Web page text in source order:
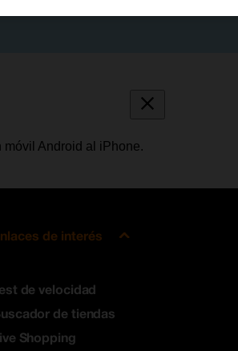
móvil Android al iPhone.
de interés
de velocidad
de tiendas
Shopping